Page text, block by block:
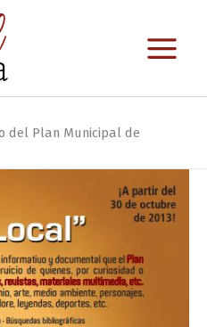
del Plan Municipal de